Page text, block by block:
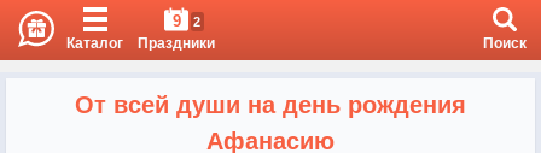
Каталог
9 2
Праздники Поиск
От всей души на день рождения
Афанасию